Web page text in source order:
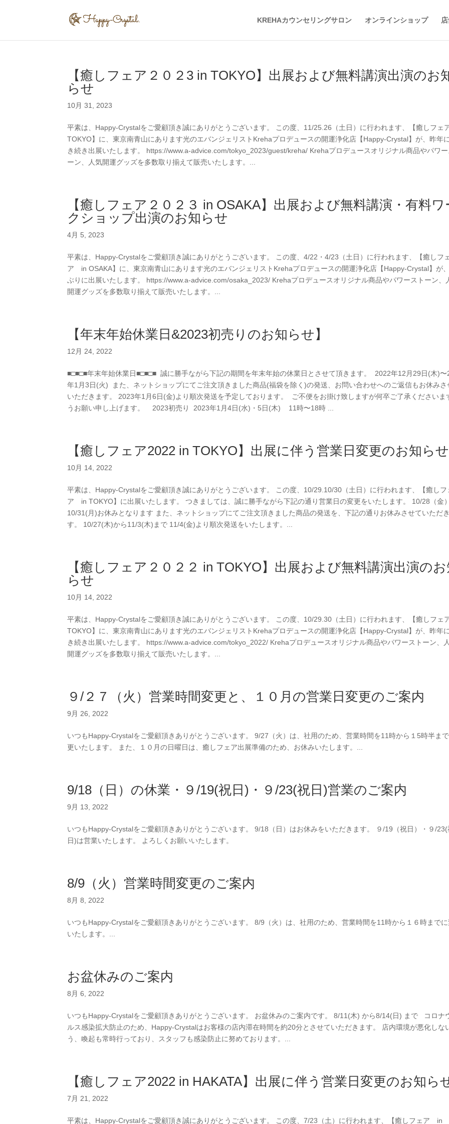
KREHAカウンセリングサロン オンラインショップ
【癒しフェア２０２3 in TOKYO】出展および無料講演出演のお
らせ
10月 31, 2023
平素は、Happy-Crystalをご愛顧頂き誠にありがとうございます。 この度、11/25.26（土日）に行われます、【癒しフ
TOKYO】に、東京南青山にあります光のエバンジェリストKrehaプロデュースの開運浄化店【Happy-Crystal】が、昨年に
き続き出展いたします。 https://www.a-advice.com/tokyo_2023/guest/kreha/ Krehaプロデュースオリジナル商品やパワー
ーン、人気開運グッズを多数取り揃えて販売いたします。...
【癒しフェア２０２３ in OSAKA】出展および無料講演・有料ワ
クショップ出演のお知らせ
4月 5, 2023
平素は、Happy-Crystalをご愛顧頂き誠にありがとうございます。 この度、4/22・4/23（土日）に行われます、【癒しフェ
ア in OSAKA】に、東京南青山にあります光のエバンジェリストKrehaプロデュースの開運浄化店【Happy-Crystal】が
ぶりに出展いたします。 https://www.a-advice.com/osaka_2023/ Krehaプロデュースオリジナル商品やパワーストーン、
開運グッズを多数取り揃えて販売いたします。...
【年末年始休業日&2023初売りのお知らせ】
12月 24, 2022
■□■□■年末年始休業日■□■□■ ⁡ 誠に勝手ながら下記の期間を年末年始の休業日とさせて頂きます。 ⁡ 2022年12月29日(木)〜
年1月3日(火) ⁡ また、ネットショップにてご注文頂きました商品(福袋を除く)の発送、お問い合わせへのご返信もお休みさ
いただきます。 2023年1月6日(金)より順次発送を予定しております。 ⁡ ご不便をお掛け致しますが何卒ご了承くださいま
うお願い申し上げます。 ⁡ ⁡ ⁡ 2023初売り ⁡ 2023年1月4日(水)・5日(木) 11時〜18時 ⁡...
【癒しフェア2022 in TOKYO】出展に伴う営業日変更のお知らせ
10月 14, 2022
平素は、Happy-Crystalをご愛顧頂き誠にありがとうございます。 この度、10/29.10/30（土日）に行われます、【癒しフ
ア in TOKYO】に出展いたします。 つきましては、誠に勝手ながら下記の通り営業日の変更をいたします。 10/28（金
10/31(月)お休みとなります また、ネットショップにてご注文頂きました商品の発送を、下記の通りお休みさせていただ
す。 10/27(木)から11/3(木)まで 11/4(金)より順次発送をいたします。...
【癒しフェア２０２２ in TOKYO】出展および無料講演出演のお
らせ
10月 14, 2022
平素は、Happy-Crystalをご愛顧頂き誠にありがとうございます。 この度、10/29.30（土日）に行われます、【癒しフ
TOKYO】に、東京南青山にあります光のエバンジェリストKrehaプロデュースの開運浄化店【Happy-Crystal】が、昨年に
き続き出展いたします。 https://www.a-advice.com/tokyo_2022/ Krehaプロデュースオリジナル商品やパワーストーン、
開運グッズを多数取り揃えて販売いたします。...
９/２７（火）営業時間変更と、１０月の営業日変更のご案内
9月 26, 2022
いつもHappy-Crystalをご愛顧頂きありがとうございます。 9/27（火）は、社用のため、営業時間を11時から１5時半ま
更いたします。 また、１０月の日曜日は、癒しフェア出展準備のため、お休みいたします。...
9/18（日）の休業・９/19(祝日)・９/23(祝日)営業のご案内
9月 13, 2022
いつもHappy-Crystalをご愛顧頂きありがとうございます。 9/18（日）はお休みをいただきます。 ９/19（祝日）・９/23(
日)は営業いたします。 よろしくお願いいたします。
8/9（火）営業時間変更のご案内
8月 8, 2022
いつもHappy-Crystalをご愛顧頂きありがとうございます。 8/9（火）は、社用のため、営業時間を11時から１６時までに
いたします。...
お盆休みのご案内
8月 6, 2022
いつもHappy-Crystalをご愛顧頂きありがとうございます。 お盆休みのご案内です。 8/11(木) から8/14(日) まで コロナ
ルス感染拡大防止のため、Happy-Crystalはお客様の店内滞在時間を約20分とさせていただきます。 店内環境が悪化しな
う、喚起も常時行っており、スタッフも感染防止に努めております。...
【癒しフェア2022 in HAKATA】出展に伴う営業日変更のお知ら
7月 21, 2022
平素は、Happy-Crystalをご愛顧頂き誠にありがとうございます。 この度、7/23（土）に行われます、【癒しフェア in